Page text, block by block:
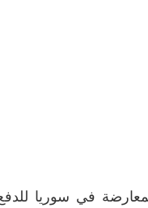
في سوريا